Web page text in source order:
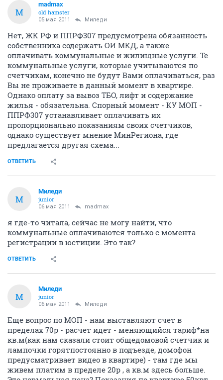
M
madmax
old hamster
05 мая 2011 Миледи
Нет, ЖК РФ и ППРФ307 предусмотрена обязанность
собственника содержать ОИ МКД, а также
оплачивать коммунальные и жилищные услуги. Те
коммунальные услуги, которые учитываются по
счетчикам, конечно не будут Вами оплачиваться, раз
Вы не проживаете в данный момент в квартире.
Однако оплату за вывоз ТБО, лифт и содержание
жилья - обязательна. Спорный момент - КУ МОП -
ППРФ307 устанавливает оплачивать их
пропорционально показаниям своих счетчиков,
однако существует мнение МинРегиона, где
предлагается другая схема...
ОТВЕТИТЬ
М
Миледи
junior
06 мая 2011 madmax
я где-то читала, сейчас не могу найти, что
коммунальные оплачиваются только с момента
регистрации в юстиции. Это так?
ОТВЕТИТЬ
М
Миледи
junior
06 мая 2011 Миледи
Еще вопрос по МОП - нам выставляют счет в
пределах 70р - расчет идет - меняющийся тариф*на
кв.м(как нам сказали стоит общедомовой счетчик и
лампочки горятпостоянно в подъезде, домофон
предусматривает видео в квартире) - там где мы
живем платим в пределе 20р , а кв.м здесь больше.